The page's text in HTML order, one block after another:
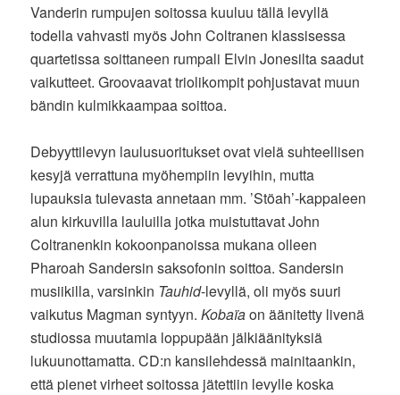
Vanderin rumpujen soitossa kuuluu tällä levyllä
todella vahvasti myös John Coltranen klassisessa
quartetissa soittaneen rumpali Elvin Jonesilta saadut
vaikutteet. Groovaavat triolikompit pohjustavat muun
bändin kulmikkaampaa soittoa.
Debyyttilevyn laulusuoritukset ovat vielä suhteellisen
kesyjä verrattuna myöhempiin levyihin, mutta
lupauksia tulevasta annetaan mm. ’Stöah’-kappaleen
alun kirkuvilla lauluilla jotka muistuttavat John
Coltranenkin kokoonpanoissa mukana olleen
Pharoah Sandersin saksofonin soittoa. Sandersin
musiikilla, varsinkin Tauhid-levyllä, oli myös suuri
vaikutus Magman syntyyn.Kobaïaon äänitetty livenä
studiossa muutamia loppupään jälkiäänityksiä
lukuunottamatta. CD:n kansilehdessä mainitaankin,
että pienet virheet soitossa jätettiin levylle koska